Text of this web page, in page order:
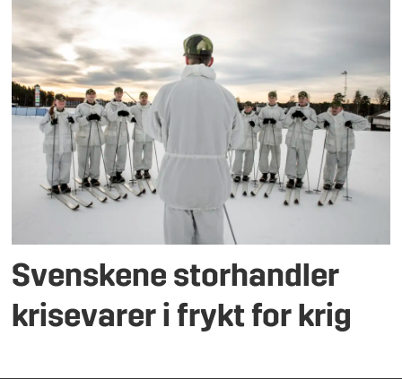
Svenskene storhandler
krisevarer i frykt for krig